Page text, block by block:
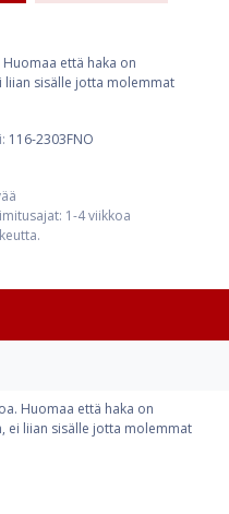
että haka on
liian sisälle jotta molemmat
116-2303FNO
1-4 viikkoa
Huomaa että haka on
ei liian sisälle jotta molemmat